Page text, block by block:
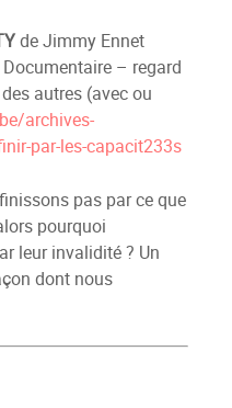
de Jimmy Ennet
– regard
autres (avec ou
archives-
par-les-capacit233s
pas par ce que
pourquoi
leur invalidité ? Un
dont nous